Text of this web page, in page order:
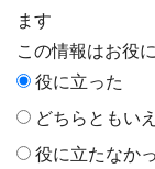
ます
この情報はお役
役に立った
どちらともい
役に立たなか